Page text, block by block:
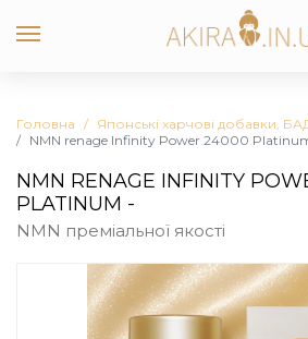
Головна
Японські харчові добавки,
NMN renage Infinity Power 24000
NMN RENAGE INFINITY
PLATINUM -
NMN преміальної якості